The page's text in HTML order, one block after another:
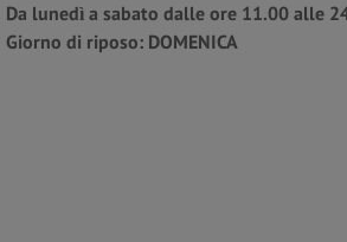
Da lunedì a sabato dalle ore 11.00 alle
Giorno di riposo: DOMENICA